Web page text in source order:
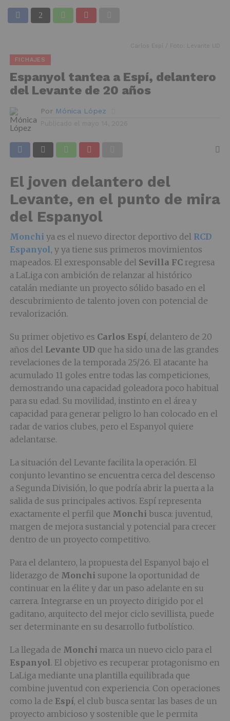
Carlos Espí / Foto: Levante UD
FICHAJES
Espanyol tantea a Espí, delantero
del Levante de 20 años
Por Mónica López
El joven delantero del
Levante, en el punto de mira
del Espanyol
Monchi ya es el nuevo director deportivo del RCD
Espanyol, y ya tiene sus primeros movimientos
mapeados. El exresponsable del Sevilla FCregresa
a LaLiga con ambición de relanzar al histórico
catalán mediante un proyecto sólido basado en el
descubrimiento de talento joven con potencial de
revalorización.
Su primer objetivo es Carlos Espí, delantero de 20
años del Levante UD que ha sido una de las grandes
revelaciones de la temporada 25/26. El atacante ha
acumulado 11 goles entre todas las competiciones,
demostrando una capacidad goleadora poco habitual
para su edad. Su movilidad, instinto en el área y
capacidad para generar peligro lo han colocado en el
radar de varios clubes, pero el Espanyol quiere
adelantarse.
La situación del Levante facilita la operación. El
conjunto levantino se encuentra cerca del descenso
a Segunda División, lo que podría abrir la puerta a la
salida de sus principales activos. Espí representa
exactamente el perfil que Monchi busca: juventud,
margen de mejora sustancial y potencial para crecer
dentro de un proyecto competitivo.
Para el delantero, la propuesta del Espanyol bajo el
liderazgo de Monchi supone la oportunidad de
continuar en la élite y dar un paso adelante en su
carrera. Integrarse en un proyecto dirigido por el
gaditano, arquitecto del mejor ciclo sevillista, puede
ser determinante en su desarrollo futbolístico.
La llegada de Monchi marca un nuevo ciclo para el
Espanyol. El objetivo es recuperar protagonismo en
LaLiga mediante una plantilla equilibrada que
combine juventud con experiencia. Con operaciones
como la de Espí, el club busca sentar las bases de un
proyecto ambicioso y sostenible que le permita